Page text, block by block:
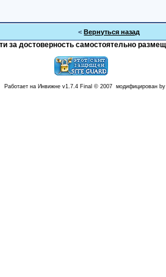
<Вернуться назад
за достоверность самостоятельно
Работает на Инвижне v1.7.4 Final © 2007 модифицирован